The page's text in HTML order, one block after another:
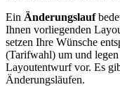
Ein Änderungslauf
Ihnen vorliegenden
setzen Ihre Wünsche
(Tarifwahl) um und legen
Layoutentwurf vor. Es
Änderungsläufen.